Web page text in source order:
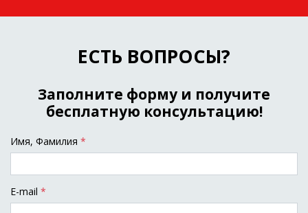
ЕСТЬ ВОПРОСЫ?
Заполните форму и получите
бесплатную консультацию!
Имя, Фамилия *
E-mail *